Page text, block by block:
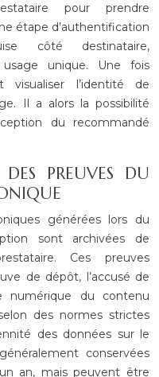
pour prendre
étape d’authentification
côté destinataire,
unique. Une fois
visualiser l’identité de
Il a alors la possibilité
du recommandé
DES PREUVES DU
générées lors du
sont archivées de
Ces preuves
de dépôt, l’accusé de
numérique du contenu
des normes strictes
des données sur le
conservées
an, mais peuvent être